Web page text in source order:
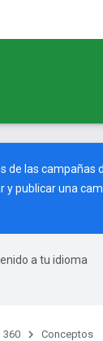
de las campañas
publicar una
a tu idioma
360 Conceptos